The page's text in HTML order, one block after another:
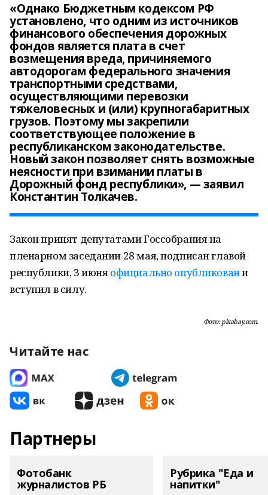
«Однако Бюджетным кодексом РФ
установлено, что одним из источников
финансового обеспечения дорожных
фондов является плата в счет
возмещения вреда, причиняемого
автодорогам федерального значения
транспортными средствами,
осуществляющими перевозки
тяжеловесных и (или) крупногабаритных
грузов. Поэтому мы закрепили
соответствующее положение в
республиканском законодательстве.
Новый закон позволяет снять возможные
неясности при взимании платы в
Дорожный фонд республики», — заявил
Константин Толкачев.
Закон принят депутатами Госсобрания на
пленарном заседании 28 мая, подписан главой
республики, 3 июняофициально опубликовани
вступил в силу.
Фото: pixabay.com.
Читайте нас
Партнеры
Фотобанк
журналистов РБ
Рубрика "Еда и
напитки"